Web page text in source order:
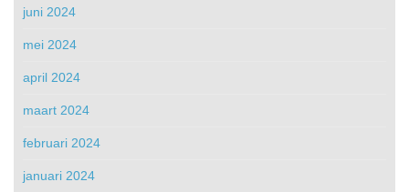
juni 2024
mei 2024
april 2024
maart 2024
februari 2024
januari 2024